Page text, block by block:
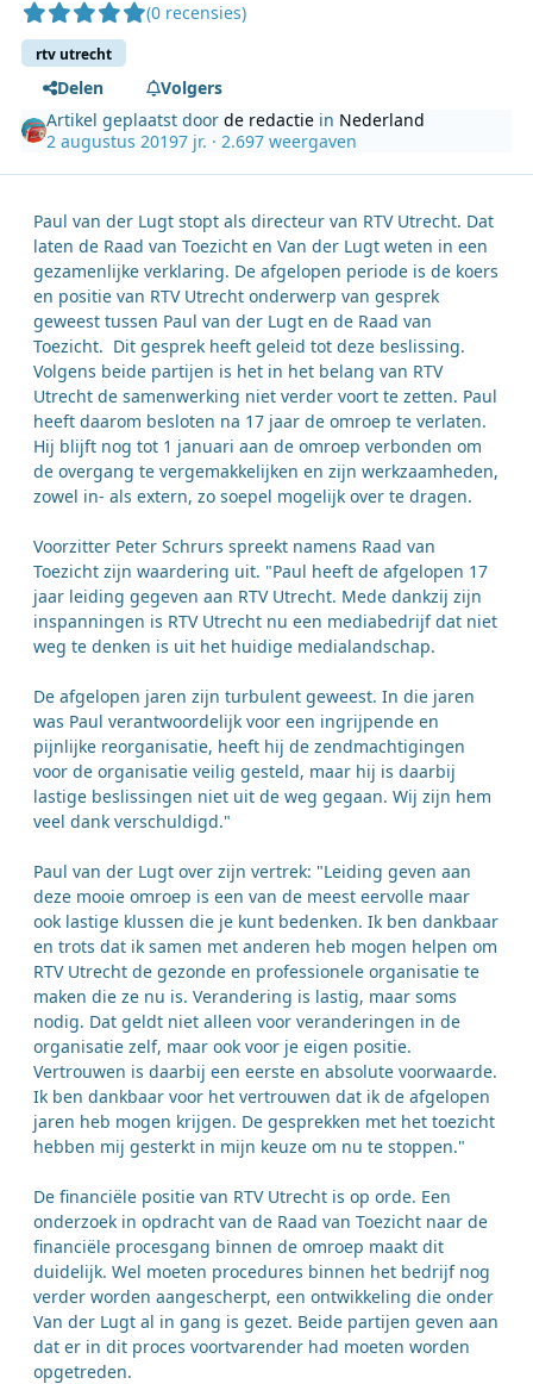
(0 recensies)
rtv utrecht
Delen
Volgers
Artikel geplaatst doorde redactie in Nederland
2 augustus 20197 jr. · 2.697 weergaven
Paul van der Lugt stopt als directeur van RTV Utrecht. Dat
laten de Raad van Toezicht en Van der Lugt weten in een
gezamenlijke verklaring. De afgelopen periode is de koers
en positie van RTV Utrecht onderwerp van gesprek
geweest tussen Paul van der Lugt en de Raad van
Toezicht. Dit gesprek heeft geleid tot deze beslissing.
Volgens beide partijen is het in het belang van RTV
Utrecht de samenwerking niet verder voort te zetten. Paul
heeft daarom besloten na 17 jaar de omroep te verlaten.
Hij blijft nog tot 1 januari aan de omroep verbonden om
de overgang te vergemakkelijken en zijn werkzaamheden,
zowel in- als extern, zo soepel mogelijk over te dragen.
Voorzitter Peter Schrurs spreekt namens Raad van
Toezicht zijn waardering uit. "Paul heeft de afgelopen 17
jaar leiding gegeven aan RTV Utrecht. Mede dankzij zijn
inspanningen is RTV Utrecht nu een mediabedrijf dat niet
weg te denken is uit het huidige medialandschap.
De afgelopen jaren zijn turbulent geweest. In die jaren
was Paul verantwoordelijk voor een ingrijpende en
pijnlijke reorganisatie, heeft hij de zendmachtigingen
voor de organisatie veilig gesteld, maar hij is daarbij
lastige beslissingen niet uit de weg gegaan. Wij zijn hem
veel dank verschuldigd."
Paul van der Lugt over zijn vertrek: "Leiding geven aan
deze mooie omroep is een van de meest eervolle maar
ook lastige klussen die je kunt bedenken. Ik ben dankbaar
en trots dat ik samen met anderen heb mogen helpen om
RTV Utrecht de gezonde en professionele organisatie te
maken die ze nu is. Verandering is lastig, maar soms
nodig. Dat geldt niet alleen voor veranderingen in de
organisatie zelf, maar ook voor je eigen positie.
Vertrouwen is daarbij een eerste en absolute voorwaarde.
Ik ben dankbaar voor het vertrouwen dat ik de afgelopen
jaren heb mogen krijgen. De gesprekken met het toezicht
hebben mij gesterkt in mijn keuze om nu te stoppen."
De financiële positie van RTV Utrecht is op orde. Een
onderzoek in opdracht van de Raad van Toezicht naar de
financiële procesgang binnen de omroep maakt dit
duidelijk. Wel moeten procedures binnen het bedrijf nog
verder worden aangescherpt, een ontwikkeling die onder
Van der Lugt al in gang is gezet. Beide partijen geven aan
dat er in dit proces voortvarender had moeten worden
opgetreden.